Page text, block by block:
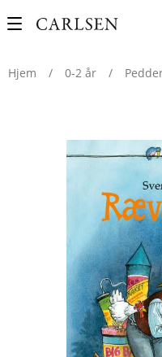
Main
Hjem
/ 0-2 år /